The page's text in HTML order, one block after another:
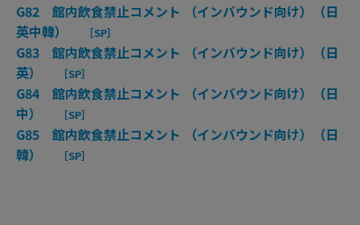
G82 館内飲食禁止コメント （インバウンド向け）（日
英中韓）
［SP］
G83 館内飲食禁止コメント （インバウンド向け）（日
英）
［SP］
G84 館内飲食禁止コメント （インバウンド向け）（日
中）
［SP］
G85 館内飲食禁止コメント （インバウンド向け）（日
韓）
［SP］